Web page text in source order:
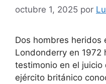
octubre 1, 2025 por
Dos hombres heridos
Londonderry en 1972
testimonio en el
ejército británico